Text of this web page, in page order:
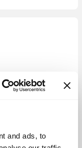
and ads, to